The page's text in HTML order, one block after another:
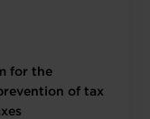
for the
of tax